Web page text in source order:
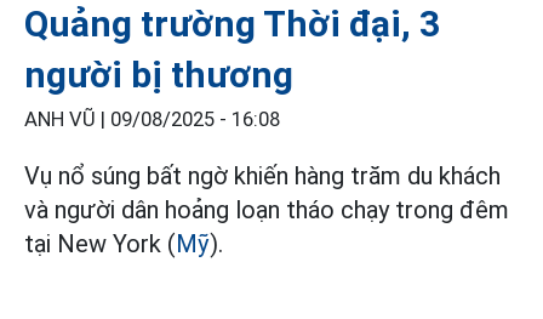
Quảng trường Thời đại, 3
người bị thương
ANH VŨ | 09/08/2025 - 16:08
Vụ nổ súng bất ngờ khiến hàng trăm du khách
và người dân hoảng loạn tháo chạy trong đêm
tại New York (Mỹ).